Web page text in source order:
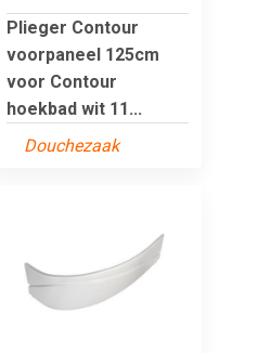
Plieger Contour
voorpaneel 125cm
voor Contour
hoekbad wit 11...
Douchezaak